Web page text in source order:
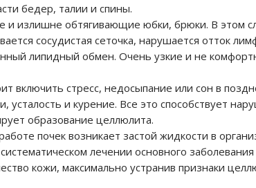
бедер, талии и спины.
и излишне обтягивающие юбки, брюки. В этом
сосудистая сеточка, нарушается отток
липидный обмен. Очень узкие и не
включить стресс, недосыпание или сон в
усталость и курение. Все это способствует
образование целлюлита.
почек возникает застой жидкости в
лечении основного
кожи, максимально устранив признаки